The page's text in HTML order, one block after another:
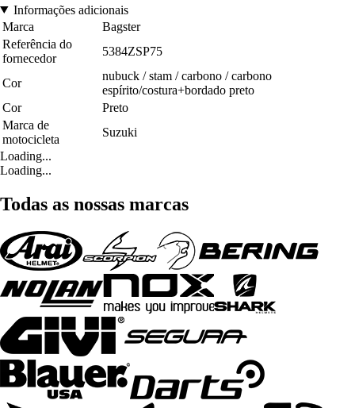
Informações adicionais
Marca
Bagster
Referência do
fornecedor
5384ZSP75
Cor
nubuck / stam / carbono / carbono
espírito/costura+bordado preto
Cor
Preto
Marca de
motocicleta
Suzuki
Loading...
Loading...
Todas as nossas marcas